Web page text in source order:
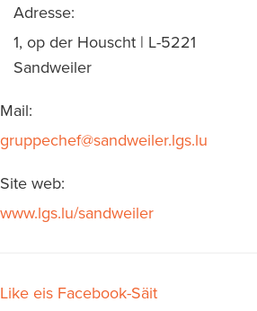
Adresse:
1, op der Houscht | L-5221
Sandweiler
Mail:
gruppechef@sandweiler.lgs.lu
Site web:
www.lgs.lu/sandweiler
Like eis Facebook-Säit